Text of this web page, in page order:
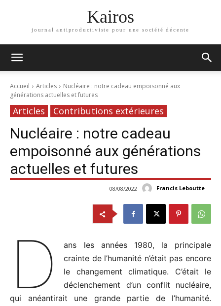
Kairos
journal antiproductiviste pour une société décente
Accueil Articles
Nucléaire : notre cadeau empoisonné aux
générations actuelles et futures
Articles Contributions extérieures
Nucléaire : notre cadeau
empoisonné aux générations
actuelles et futures
Francis Leboutte
08/08/2022
D
ans les années 1980, la principale
crainte de l’humanité n’était pas encore
le changement climatique. C’était le
déclenchement d’un conflit nucléaire,
qui anéantirait une grande partie de l’humanité.